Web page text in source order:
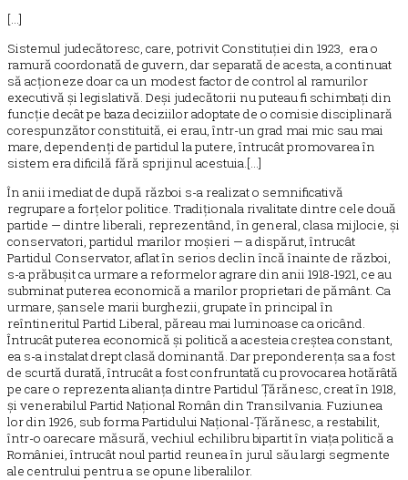
[...]
Sistemul judecătoresc, care, potrivit Constituției din 1923, era o
ramură coordonată de guvern, dar separată de acesta, a continuat
să acționeze doar ca un modest factor de control al ramurilor
executivă și legislativă. Deși judecătorii nu puteau fi schimbați din
funcție decât pe baza deciziilor adoptate de o comisie disciplinară
corespunzător constituită, ei erau, într-un grad mai mic sau mai
mare, dependenți de partidul la putere, întrucât promovarea în
sistem era dificilă fără sprijinul acestuia.[...]
În anii imediat de după război s-a realizat o semnificativă
regrupare a forțelor politice. Tradiționala rivalitate dintre cele două
partide — dintre liberali, reprezentând, în general, clasa mijlocie, și
conservatori, partidul marilor moșieri — a dispărut, întrucât
Partidul Conservator, aflat în serios declin încă înainte de război,
s-a prăbușit ca urmare a reformelor agrare din anii 1918-1921, ce au
subminat puterea economică a marilor proprietari de pământ. Ca
urmare, șansele marii burghezii, grupate în principal în
reîntineritul Partid Liberal, păreau mai luminoase ca oricând.
Întrucât puterea economică și politică a acesteia creștea constant,
ea s-a instalat drept clasă dominantă. Dar preponderența sa a fost
de scurtă durată, întrucât a fost confruntată cu provocarea hotărâtă
pe care o reprezenta alianța dintre Partidul Țărănesc, creat în 1918,
și venerabilul Partid Național Român din Transilvania. Fuziunea
lor din 1926, sub forma Partidului Național-Țărănesc, a restabilit,
într-o oarecare măsură, vechiul echilibru bipartit în viața politică a
României, întrucât noul partid reunea în jurul său largi segmente
ale centrului pentru a se opune liberalilor.